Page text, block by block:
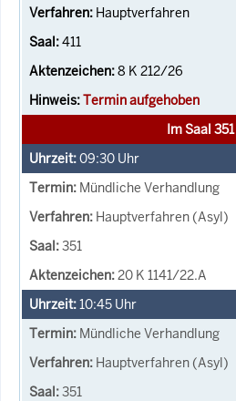
Hauptverfahren
411
8 K 212/26
Termin aufgehoben
Im Saal 351
09:30 Uhr
Mündliche Verhandlung
Hauptverfahren (Asyl)
351
20 K 1141/22.A
10:45 Uhr
Mündliche Verhandlung
Hauptverfahren (Asyl)
351